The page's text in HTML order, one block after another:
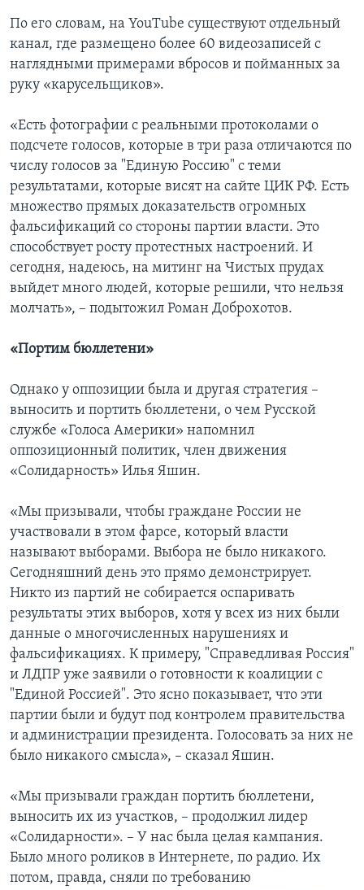
По его словам, на YouTube существуют отдельный
канал, где размещено более 60 видеозаписей с
наглядными примерами вбросов и пойманных за
руку «карусельщиков».
«Есть фотографии с реальными протоколами о
подсчете голосов, которые в три раза отличаются по
числу голосов за "Единую Россию" с теми
результатами, которые висят на сайте ЦИК РФ. Есть
множество прямых доказательств огромных
фальсификаций со стороны партии власти. Это
способствует росту протестных настроений. И
сегодня, надеюсь, на митинг на Чистых прудах
выйдет много людей, которые решили, что нельзя
молчать», – подытожил Роман Доброхотов.
«Портим бюллетени»
Однако у оппозиции была и другая стратегия –
выносить и портить бюллетени, о чем Русской
службе «Голоса Америки» напомнил
оппозиционный политик, член движения
«Солидарность» Илья Яшин.
«Мы призывали, чтобы граждане России не
участвовали в этом фарсе, который власти
называют выборами. Выбора не было никакого.
Сегодняшний день это прямо демонстрирует.
Никто из партий не собирается оспаривать
результаты этих выборов, хотя у всех из них были
данные о многочисленных нарушениях и
фальсификациях. К примеру, "Справедливая Россия"
и ЛДПР уже заявили о готовности к коалиции с
"Единой Россией". Это ясно показывает, что эти
партии были и будут под контролем правительства
и администрации президента. Голосовать за них не
было никакого смысла», – сказал Яшин.
«Мы призывали граждан портить бюллетени,
выносить их из участков, – продолжил лидер
«Солидарности». – У нас была целая кампания.
Было много роликов в Интернете, по радио. Их
потом, правда, сняли по требованию